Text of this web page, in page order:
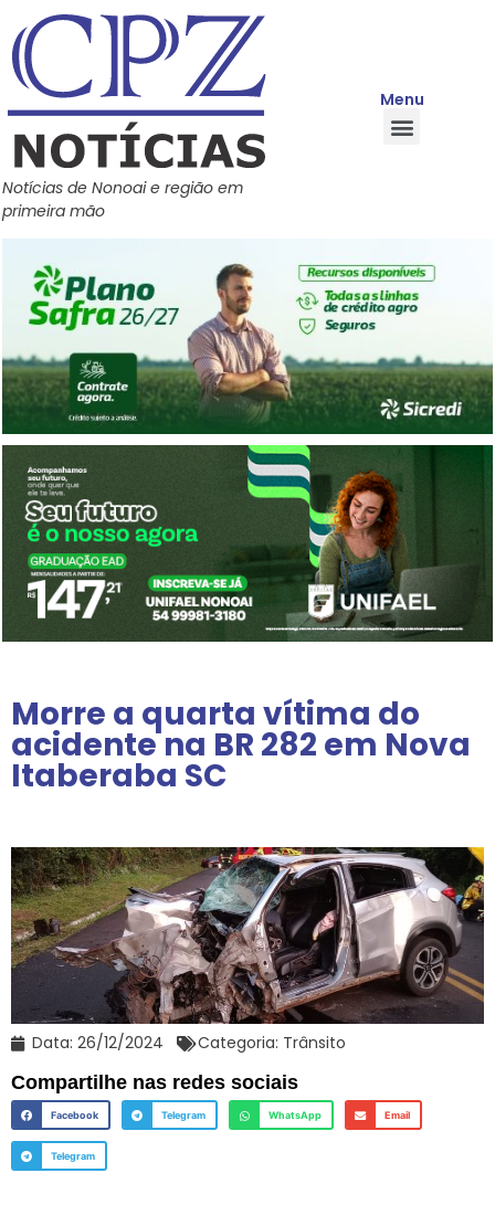
Notícias de Nonoai e região em
primeira mão
Menu
Morre a quarta vítima do
acidente na BR 282 em Nova
Itaberaba SC
Data: 26/12/2024 Categoria: Trânsito
Compartilhe nas redes sociais
Facebook Telegram WhatsApp Email
Telegram